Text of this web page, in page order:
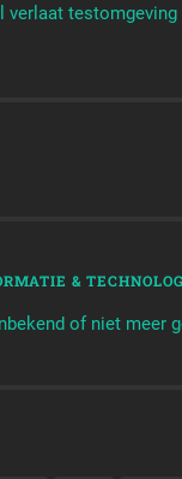
verlaat
&
of niet meer